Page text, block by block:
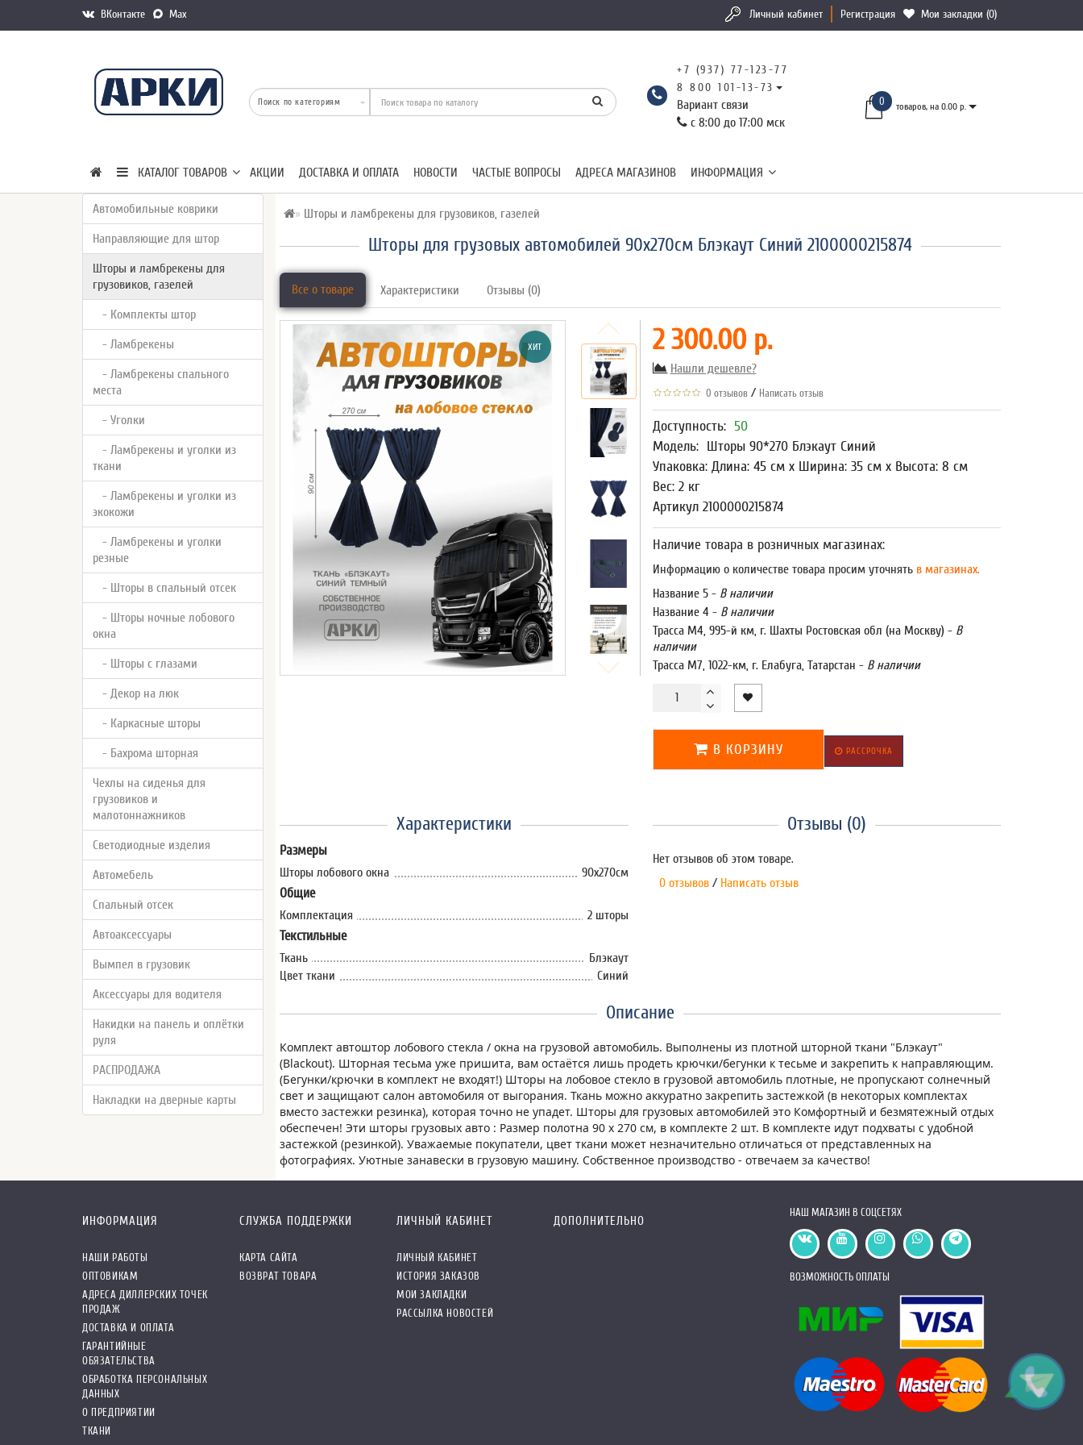
ВКонтакте Max Личный кабинет Регистрация Мои закладки (0)
+7 (937) 77-123-77
8 800 101-13-73
Вариант связи
с 8:00 до 17:00 мск
0 товаров, на 0.00 р.
КАТАЛОГ ТОВАРОВ АКЦИИ ДОСТАВКА И ОПЛАТА НОВОСТИ ЧАСТЫЕ ВОПРОСЫ АДРЕСА МАГАЗИНОВ ИНФОРМАЦИЯ
Автомобильные коврики
Направляющие для штор
Шторы и ламбрекены для
грузовиков, газелей
- Комплекты штор
- Ламбрекены
- Ламбрекены спального
места
- Уголки
- Ламбрекены и уголки из
ткани
- Ламбрекены и уголки из
экокожи
- Ламбрекены и уголки
резные
- Шторы в спальный отсек
- Шторы ночные лобового
окна
- Шторы с глазами
- Декор на люк
- Каркасные шторы
- Бахрома шторная
Чехлы на сиденья для
грузовиков и
малотоннажников
Светодиодные изделия
Автомебель
Спальный отсек
Автоаксессуары
Вымпел в грузовик
Аксессуары для водителя
Накидки на панель и оплётки
руля
РАСПРОДАЖА
Накладки на дверные карты
Шторы и ламбрекены для грузовиков, газелей
Шторы для грузовых автомобилей 90х270см Блэкаут Синий 2100000215874
Все о товаре Характеристики Отзывы (0)
ХИТ 2 300.00 р.
Нашли дешевле?
0 отзывов / Написать отзыв
Доступность: 50
Модель: Шторы 90*270 Блэкаут Синий
Упаковка: Длина: 45 см x Ширина: 35 см x Высота: 8 см
Вес: 2 кг
Артикул 2100000215874
Наличие товара в розничных магазинах:
Информацию о количестве товара просим уточнятьв магазинах.
Название 5 - В наличии
Название 4 - В наличии
Трасса М4, 995-й км, г. Шахты Ростовская обл (на Москву) - В
наличии
Трасса М7, 1022-км, г. Елабуга, Татарстан - В наличии
В КОРЗИНУ РАССРОЧКА
Характеристики
Размеры
Шторы лобового окна 90х270см
Общие
Комплектация 2 шторы
Текстильные
Ткань
Блэкаут
Цвет ткани
Синий
Отзывы (0)
Нет отзывов об этом товаре.
0 отзывов / Написать отзыв
Описание
Комплект автоштор лобового стекла / окна на грузовой автомобиль. Выполнены из плотной шторной ткани "Блэкаут"
(Blackout). Шторная тесьма уже пришита, вам остаётся лишь продеть крючки/бегунки к тесьме и закрепить к направляющим.
(Бегунки/крючки в комплект не входят!) Шторы на лобовое стекло в грузовой автомобиль плотные, не пропускают солнечный
свет и защищают салон автомобиля от выгорания. Ткань можно аккуратно закрепить застежкой (в некоторых комплектах
вместо застежки резинка), которая точно не упадет. Шторы для грузовых автомобилей это Комфортный и безмятежный отдых
обеспечен! Эти шторы грузовых авто : Размер полотна 90 х 270 см, в комплекте 2 шт. В комплекте идут подхваты с удобной
застежкой (резинкой). Уважаемые покупатели, цвет ткани может незначительно отличаться от представленных на
фотографиях. Уютные занавески в грузовую машину. Собственное производство - отвечаем за качество!
ИНФОРМАЦИЯ
НАШИ РАБОТЫ
ОПТОВИКАМ
АДРЕСА ДИЛЛЕРСКИХ ТОЧЕК
ПРОДАЖ
ДОСТАВКА И ОПЛАТА
ГАРАНТИЙНЫЕ
ОБЯЗАТЕЛЬСТВА
ОБРАБОТКА ПЕРСОНАЛЬНЫХ
ДАННЫХ
О ПРЕДПРИЯТИИ
ТКАНИ
СЛУЖБА ПОДДЕРЖКИ
КАРТА САЙТА
ВОЗВРАТ ТОВАРА
ЛИЧНЫЙ КАБИНЕТ
ЛИЧНЫЙ КАБИНЕТ
ИСТОРИЯ ЗАКАЗОВ
МОИ ЗАКЛАДКИ
РАССЫЛКА НОВОСТЕЙ
ДОПОЛНИТЕЛЬНО
НАШ МАГАЗИН В СОЦСЕТЯХ
ВОЗМОЖНОСТЬ ОПЛАТЫ